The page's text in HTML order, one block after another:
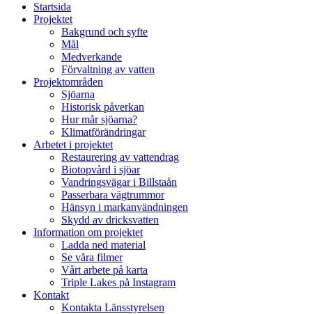
Startsida
Projektet
Bakgrund och syfte
Mål
Medverkande
Förvaltning av vatten
Projektområden
Sjöarna
Historisk påverkan
Hur mår sjöarna?
Klimatförändringar
Arbetet i projektet
Restaurering av vattendrag
Biotopvård i sjöar
Vandringsvägar i Billstaån
Passerbara vägtrummor
Hänsyn i markanvändningen
Skydd av dricksvatten
Information om projektet
Ladda ned material
Se våra filmer
Vårt arbete på karta
Triple Lakes på Instagram
Kontakt
Kontakta Länsstyrelsen